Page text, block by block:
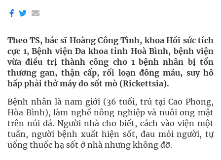
Theo TS, bác sĩ Hoàng Công Tình, khoa Hồi sức tích
cực 1, Bệnh viện Đa khoa tỉnh Hoà Bình, bệnh viện
vừa điều trị thành công cho 1 bệnh nhân bị tổn
thương gan, thận cấp, rối loạn đông máu, suy hô
hấp phải thở máy do sốt mò (Rickettsia).
Bệnh nhân là nam giới (36 tuổi, trú tại Cao Phong,
Hòa Bình), làm nghề nông nghiệp và nuôi ong mật
trên núi đá. Người nhà cho biết, cách vào viện một
tuần, người bệnh xuất hiện sốt, đau mỏi người, tự
uống thuốc hạ sốt ở nhà nhưng không đỡ.